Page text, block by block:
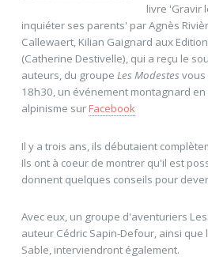
livre 'Gravir
inquiéter ses parents' par Agnès
Callewaert, Kilian Gaignard aux
(Catherine Destivelle), qui a reçu le
auteurs, du groupe Les Modestesvous
18h30, un événement montagnard
alpinisme surFacebook
Il y a trois ans, ils débutaient
Ils ont à coeur de montrer qu'il est
donnent quelques conseils pour
Avec eux, un groupe d'aventuriers
auteur Cédric Sapin-Defour, ainsi que
Sable, interviendront également.